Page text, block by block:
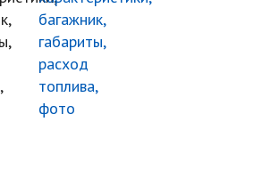
багажник,
габариты,
расход
топлива,
фото